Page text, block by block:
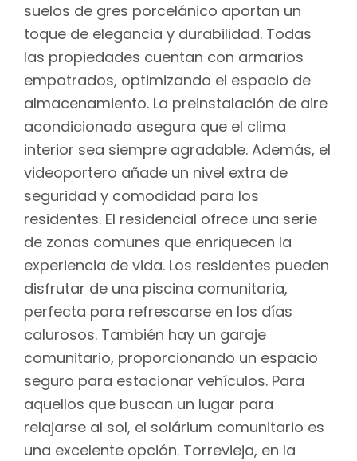
suelos de gres porcelánico aportan un
toque de elegancia y durabilidad. Todas
las propiedades cuentan con armarios
empotrados, optimizando el espacio de
almacenamiento. La preinstalación de aire
acondicionado asegura que el clima
interior sea siempre agradable. Además, el
videoportero añade un nivel extra de
seguridad y comodidad para los
residentes. El residencial ofrece una serie
de zonas comunes que enriquecen la
experiencia de vida. Los residentes pueden
disfrutar de una piscina comunitaria,
perfecta para refrescarse en los días
calurosos. También hay un garaje
comunitario, proporcionando un espacio
seguro para estacionar vehículos. Para
aquellos que buscan un lugar para
relajarse al sol, el solárium comunitario es
una excelente opción. Torrevieja, en la